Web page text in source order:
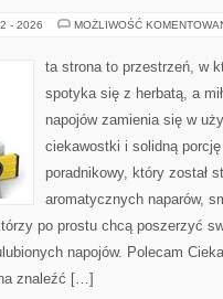
- 2026 MOŻLIWOŚĆ
ta strona to przestrzeń, w
spotyka się z herbatą, a
napojów zamienia się w
ciekawostki i solidną
poradnikowy, który został
aromatycznych naparów,
po prostu chcą poszerzyć
napojów. Polecam
znaleźć […]